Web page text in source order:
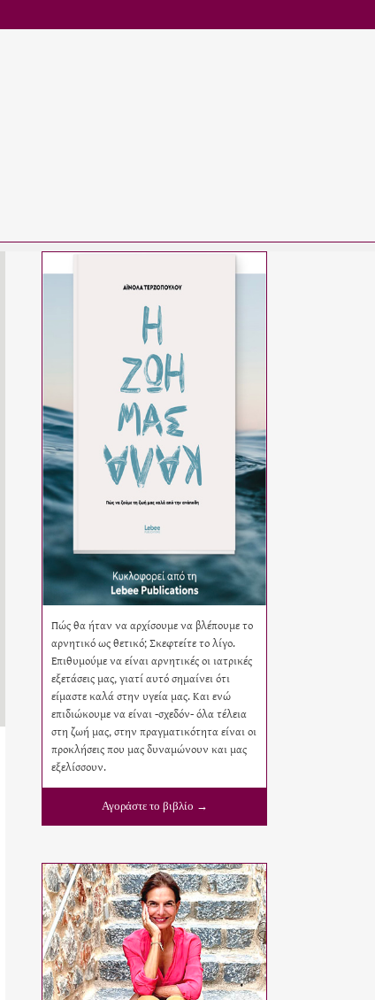
Πώς θα ήταν να αρχίσουμε να βλέπουμε το
αρνητικό ως θετικό; Σκεφτείτε το λίγο.
Επιθυμούμε να είναι αρνητικές οι ιατρικές
εξετάσεις μας, γιατί αυτό σημαίνει ότι
είμαστε καλά στην υγεία μας. Και ενώ
επιδιώκουμε να είναι -σχεδόν- όλα τέλεια
στη ζωή μας, στην πραγματικότητα είναι οι
προκλήσεις που μας δυναμώνουν και μας
εξελίσσουν.
Αγοράστε το βιβλίο →